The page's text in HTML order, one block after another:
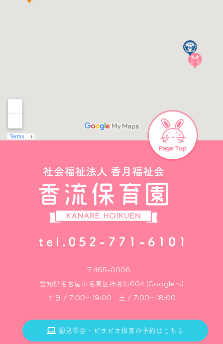
〒465-0006
愛知県名古屋市名東区神月町604 (Googleへ)
平日 / 7:00～19:00 土 / 7:00～18:00
園見学会・ピヨピヨ保育の予約はこちら